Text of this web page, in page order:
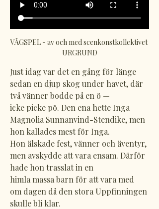
VÅGSPEL - av och med scenkonstkollektivet
URGRUND
Just idag var det en gång för länge
sedan en djup skog under havet, där
två vänner bodde på en ö —
icke picke pö. Den ena hette Inga
Magnolia Sunnanvind-Stendike, men
hon kallades mest för Inga.
Hon älskade fest, vänner och äventyr,
men avskydde att vara ensam. Därför
hade hon trasslat in en
himla massa barn för att vara med
om dagen då den stora Uppfinningen
skulle bli klar.